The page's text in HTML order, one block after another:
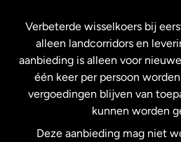
Maleisië
Nederland
Verbeterde wisselkoers bij
alleen landcorridors en
aanbieding is alleen voor
één keer per persoon
vergoedingen blijven van
kunnen worden
Deze aanbieding mag niet